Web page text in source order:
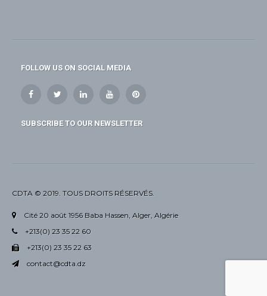
FOLLOW US ON SOCIAL MEDIA
SUBSCRIBE TO OUR NEWSLETTER
CDTA © 2019. TOUS DROITS RÉSERVÉS.
Cité 20 août 1956 Baba Hassen, Alger, Algérie
+213(0) 23 35 22 60
+213(0) 23 35 22 63
contact@cdta.dz